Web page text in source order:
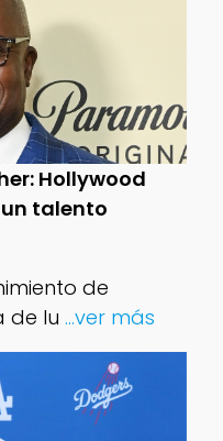
Hollywood
talento
de
de lu ...ver más